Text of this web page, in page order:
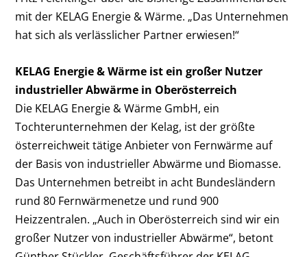
mit der KELAG Energie & Wärme. „Das Unternehmen
hat sich als verlässlicher Partner erwiesen!“
KELAG Energie & Wärme ist ein großer Nutzer
industrieller Abwärme in Oberösterreich
Die KELAG Energie & Wärme GmbH, ein
Tochterunternehmen der Kelag, ist der größte
österreichweit tätige Anbieter von Fernwärme auf
der Basis von industrieller Abwärme und Biomasse.
Das Unternehmen betreibt in acht Bundesländern
rund 80 Fernwärmenetze und rund 900
Heizzentralen. „Auch in Oberösterreich sind wir ein
großer Nutzer von industrieller Abwärme“, betont